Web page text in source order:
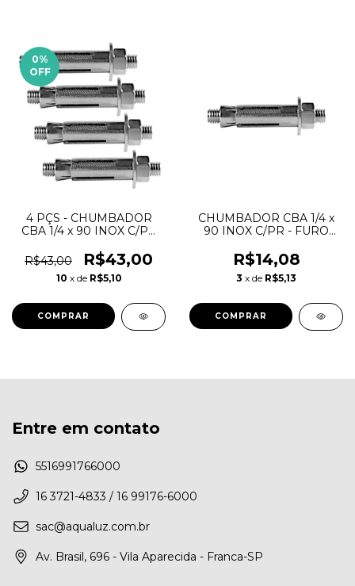
0%
OFF
4 PÇS - CHUMBADOR
CBA 1/4 x 90 INOX C/PR
R$43,00
R$43,00
10 x de R$5,10
CHUMBADOR CBA 1/4 x
90 INOX C/PR - FURO
R$14,08
3 x de R$5,13
Entre em contato
5516991766000
16 3721-4833 / 16 99176-6000
sac@aqualuz.com.br
Av. Brasil, 696 - Vila Aparecida - Franca-SP